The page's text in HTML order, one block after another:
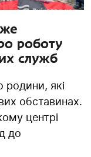
роботу
служб
родини, які
обставинах.
центрі
до